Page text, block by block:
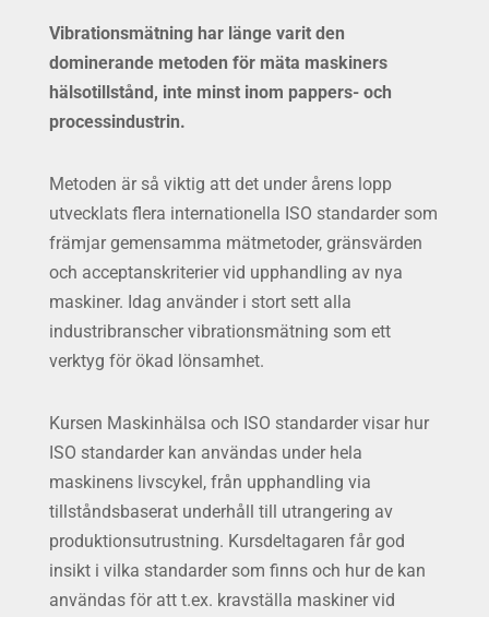
Vibrationsmätning har länge varit den
dominerande metoden för mäta maskiners
hälsotillstånd, inte minst inom pappers- och
processindustrin.
Metoden är så viktig att det under årens lopp
utvecklats flera internationella ISO standarder som
främjar gemensamma mätmetoder, gränsvärden
och acceptanskriterier vid upphandling av nya
maskiner. Idag använder i stort sett alla
industribranscher vibrationsmätning som ett
verktyg för ökad lönsamhet.
Kursen Maskinhälsa och ISO standarder visar hur
ISO standarder kan användas under hela
maskinens livscykel, från upphandling via
tillståndsbaserat underhåll till utrangering av
produktionsutrustning. Kursdeltagaren får god
insikt i vilka standarder som finns och hur de kan
användas för att t.ex. kravställa maskiner vid